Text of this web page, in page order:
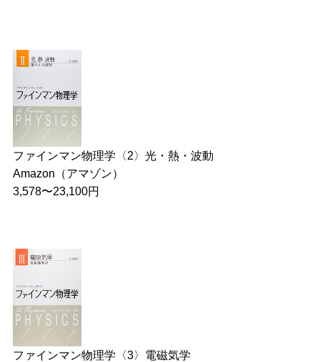
ファインマン物理学〈2〉光・熱・波動
Amazon（アマゾン）
3,578〜23,100円
ファインマン物理学〈3〉電磁気学